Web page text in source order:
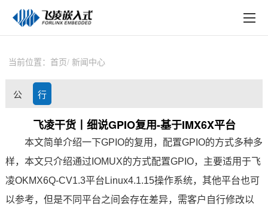
技术与支持
在线文档
方案定制
关于飞凌
在线购买
当前位置： 首页 新闻中心
公 行
业
资
飞凌干货丨细说GPIO复用-基于IMX6X平台
本文简单介绍一下GPIO的复用，配置GPIO的方式多种多
样，本文只介绍通过IOMUX的方式配置GPIO，主要适用于飞
凌OKMX6Q-CV1.3平台Linux4.1.15操作系统，其他平台也可
以参考，但是不同平台之间会存在差异，需客户自行修改以